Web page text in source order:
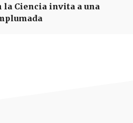
la Ciencia invita a una